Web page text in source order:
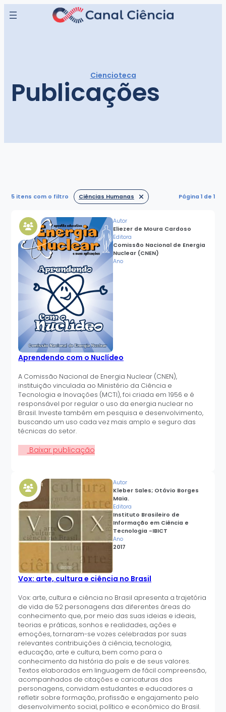
Ciencioteca
Publicações
5 itens com o filtro Ciências Humanas Página 1 de 1
Autor
Eliezer de Moura Cardoso
Editora
Comissão Nacional de Energia
Nuclear (CNEN)
Ano
Aprendendo com o Nuclídeo
A Comissão Nacional de Energia Nuclear (CNEN),
instituição vinculada ao Ministério da Ciência e
Tecnologia e Inovações (MCTI), foi criada em 1956 e é
responsável por regular o uso da energia nuclear no
Brasil. Investe também em pesquisa e desenvolvimento,
buscando um uso cada vez mais amplo e seguro das
técnicas do setor.
Baixar publicação
Autor
Kleber Sales; Otávio Borges
Maia.
Editora
Instituto Brasileiro de
Informação em Ciência e
Tecnologia -IBICT
Ano
2017
Vox: arte, cultura e ciência no Brasil
Vox: arte, cultura e ciência no Brasil apresenta a trajetória
de vida de 52 personagens das diferentes áreas do
conhecimento que, por meio das suas ideias e ideais,
teorias e práticas, sonhos e realidades, ações e
emoções, tornaram-se vozes celebradas por suas
relevantes contribuições à ciência, tecnologia,
educação, arte e cultura, bem como para o
conhecimento da história do país e de seus valores.
Textos elaborados em linguagem de fácil compreensão,
acompanhados de citações e caricaturas dos
personagens, convidam estudantes e educadores a
refletir sobre formação, profissão e engajamento pelo
desenvolvimento social, político e econômico do Brasil.